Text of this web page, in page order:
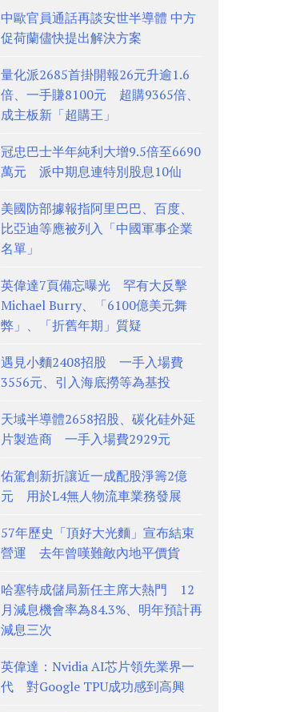
中歐官員通話再談安世半導體 中方
促荷蘭儘快提出解決方案
量化派2685首掛開報26元升逾1.6
倍、一手賺8100元 超購9365倍、
成主板新「超購王」
冠忠巴士半年純利大增9.5倍至6690
萬元 派中期息連特別股息10仙
美國防部據報指阿里巴巴、百度、
比亞迪等應被列入「中國軍事企業
名單」
英偉達7頁備忘曝光 罕有大反擊
Michael Burry、「6100億美元舞
弊」、「折舊年期」質疑
遇見小麵2408招股 一手入場費
3556元、引入海底撈等為基投
天域半導體2658招股、碳化硅外延
片製造商 一手入場費2929元
佑駕創新折讓近一成配股淨籌2億
元 用於L4無人物流車業務發展
57年歷史「頂好大光麵」宣布結束
營運 去年曾嘆難敵內地平價貨
哈塞特成儲局新任主席大熱門 12
月減息機會率為84.3%、明年預計再
減息三次
英偉達：Nvidia AI芯片領先業界一
代 對Google TPU成功感到高興